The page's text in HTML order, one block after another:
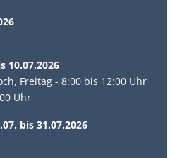
10.07.2026
Freitag - 8:00 bis 12:00 Uhr
Uhr
bis 31.07.2026